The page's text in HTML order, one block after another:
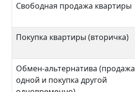
Свободная продажа квартиры
Покупка квартиры (вторичка)
Обмен-альтернатива (продажа
одной и покупка другой